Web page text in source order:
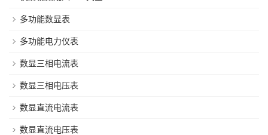
多功能数显表
多功能电力仪表
数显三相电流表
数显三相电压表
数显直流电流表
数显直流电压表